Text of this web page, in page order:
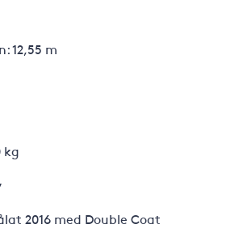
12,55 m
kg
2016 med Double Coat